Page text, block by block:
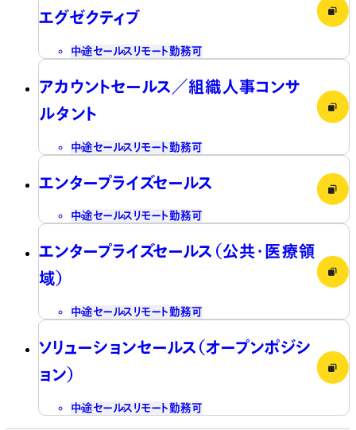
エグゼクティブ
中途セールス リモート勤務可
アカウントセールス／組織人事コンサ
ルタント
中途セールス リモート勤務可
エンタープライズセールス
中途セールス リモート勤務可
エンタープライズセールス（公共・医療領
域）
中途セールス リモート勤務可
ソリューションセールス（オープンポジシ
ョン）
中途セールス リモート勤務可